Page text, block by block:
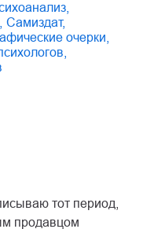
Самиздат,
очерки
тот период,
продавцом